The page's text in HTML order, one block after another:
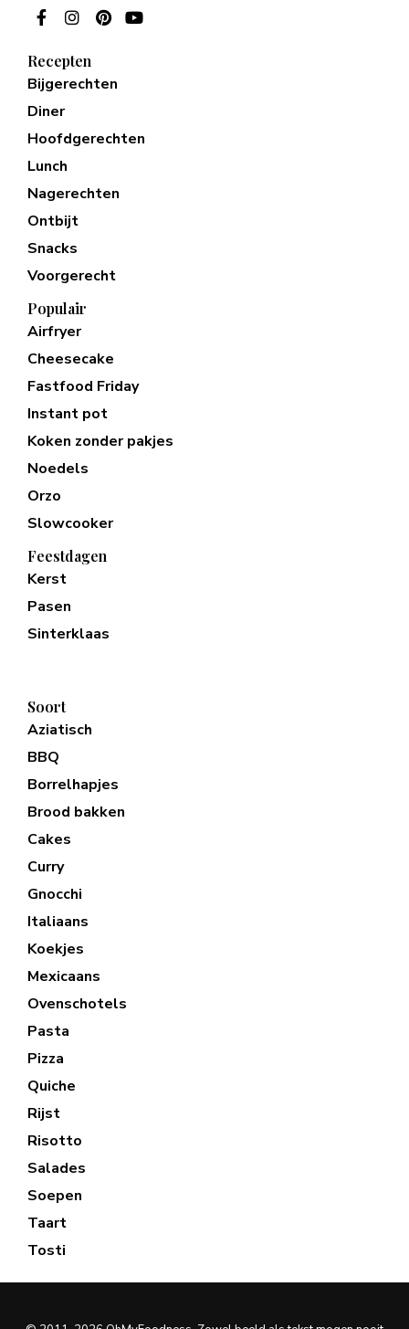
Recepten
Bijgerechten
Diner
Hoofdgerechten
Lunch
Nagerechten
Ontbijt
Snacks
Voorgerecht
Populair
Airfryer
Cheesecake
Fastfood Friday
Instant pot
Koken zonder pakjes
Noedels
Orzo
Slowcooker
Feestdagen
Kerst
Pasen
Sinterklaas
Soort
Aziatisch
BBQ
Borrelhapjes
Brood bakken
Cakes
Curry
Gnocchi
Italiaans
Koekjes
Mexicaans
Ovenschotels
Pasta
Pizza
Quiche
Rijst
Risotto
Salades
Soepen
Taart
Tosti